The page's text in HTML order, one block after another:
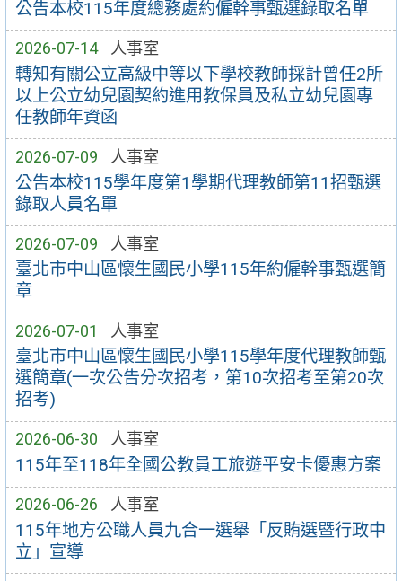
公告本校115年度總務處約僱幹事甄選錄取名單
2026-07-14 人事室
轉知有關公立高級中等以下學校教師採計曾任2所
以上公立幼兒園契約進用教保員及私立幼兒園專
任教師年資函
2026-07-09 人事室
公告本校115學年度第1學期代理教師第11招甄選
錄取人員名單
2026-07-09 人事室
臺北市中山區懷生國民小學115年約僱幹事甄選簡
章
2026-07-01 人事室
臺北市中山區懷生國民小學115學年度代理教師甄
選簡章(一次公告分次招考，第10次招考至第20次
招考)
2026-06-30 人事室
115年至118年全國公教員工旅遊平安卡優惠方案
2026-06-26 人事室
115年地方公職人員九合一選舉「反賄選暨行政中
立」宣導